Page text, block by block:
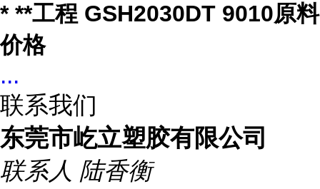
* **工程 GSH2030DT 9010原料
价格
...
联系我们
东莞市屹立塑胶有限公司
联系人 陆香衡